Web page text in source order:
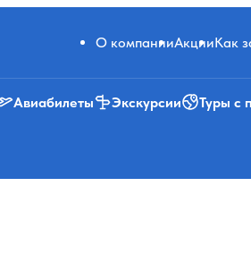
О компанииАкцииКак
Авиабилеты Экскурсии Туры с